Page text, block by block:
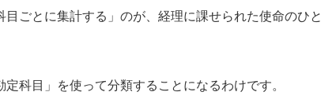
ごとに集計する」のが、経理に課せられた使命のひと
科目」を使って分類することになるわけです。